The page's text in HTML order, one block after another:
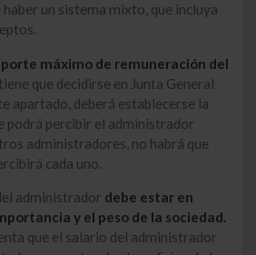
haber un sistema mixto, que incluya
máximo de remuneración del
que decidirse en Junta General
apartado, deberá establecerse la
podrá percibir el administrador
administradores, no habrá que
cada uno.
administrador debe estar en
y el peso de la sociedad.
que el salario del administrador